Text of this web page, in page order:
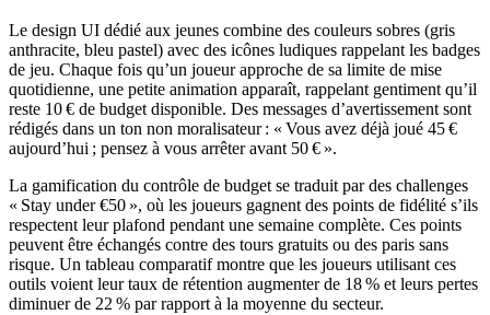
Le design UI dédié aux jeunes combine des couleurs sobres (gris
anthracite, bleu pastel) avec des icônes ludiques rappelant les badges
de jeu. Chaque fois qu’un joueur approche de sa limite de mise
quotidienne, une petite animation apparaît, rappelant gentiment qu’il
reste 10 € de budget disponible. Des messages d’avertissement sont
rédigés dans un ton non moralisateur : « Vous avez déjà joué 45 €
aujourd’hui ; pensez à vous arrêter avant 50 € ».
La gamification du contrôle de budget se traduit par des challenges
« Stay under €50 », où les joueurs gagnent des points de fidélité s’ils
respectent leur plafond pendant une semaine complète. Ces points
peuvent être échangés contre des tours gratuits ou des paris sans
risque. Un tableau comparatif montre que les joueurs utilisant ces
outils voient leur taux de rétention augmenter de 18 % et leurs pertes
diminuer de 22 % par rapport à la moyenne du secteur.